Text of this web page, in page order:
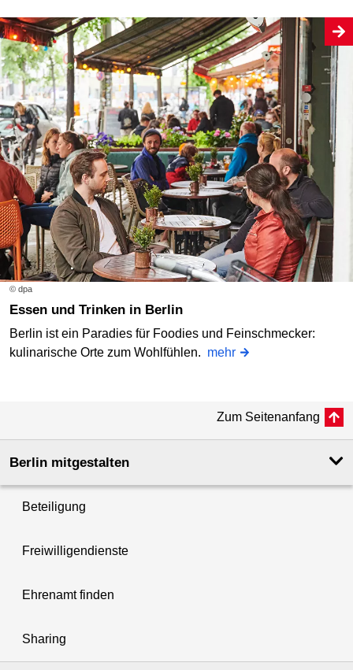
© dpa
Essen und Trinken in Berlin
Berlin ist ein Paradies für Foodies und Feinschmecker:
kulinarische Orte zum Wohlfühlen. mehr
Zum Seitenanfang
Berlin mitgestalten
Beteiligung
Freiwilligendienste
Ehrenamt finden
Sharing